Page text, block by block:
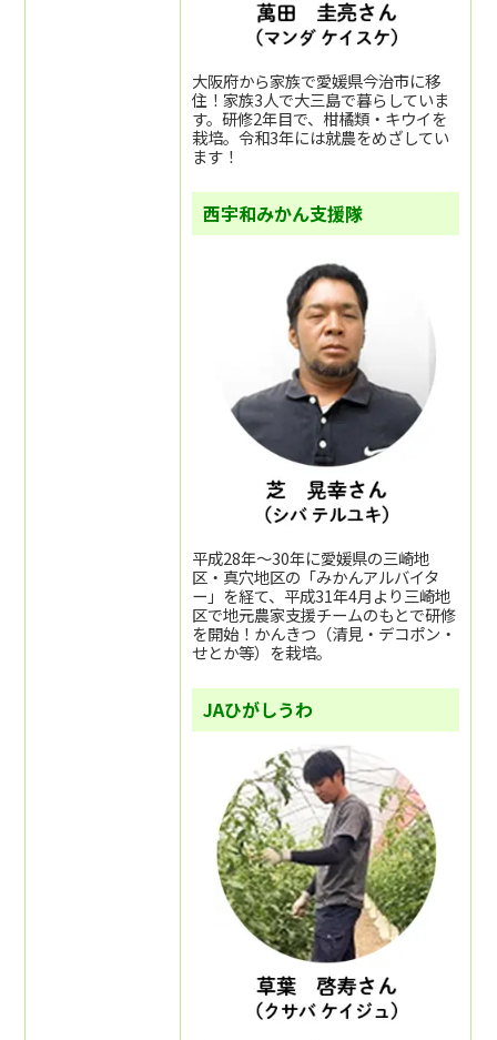
大阪府から家族で愛媛県今治市に移
住！家族3人で大三島で暮らしていま
す。研修2年目で、柑橘類・キウイを
栽培。令和3年には就農をめざしてい
ます！
西宇和みかん支援隊
平成28年～30年に愛媛県の三崎地
区・真穴地区の「みかんアルバイタ
ー」を経て、平成31年4月より三崎地
区で地元農家支援チームのもとで研修
を開始！かんきつ（清見・デコポン・
せとか等）を栽培。
JAひがしうわ